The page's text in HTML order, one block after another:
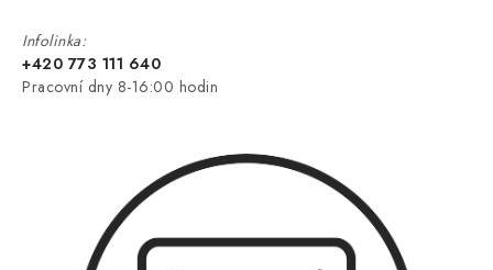
Infolinka:
+420 773 111 640
Pracovní dny 8-16:00 hodin